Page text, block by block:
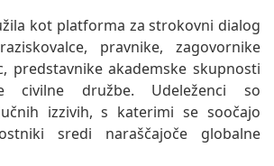
kot platforma za strokovni dialog
pravnike, zagovornike
predstavnike akademske skupnosti
civilne družbe. Udeleženci so
izzivih, s katerimi se soočajo
sredi naraščajoče globalne